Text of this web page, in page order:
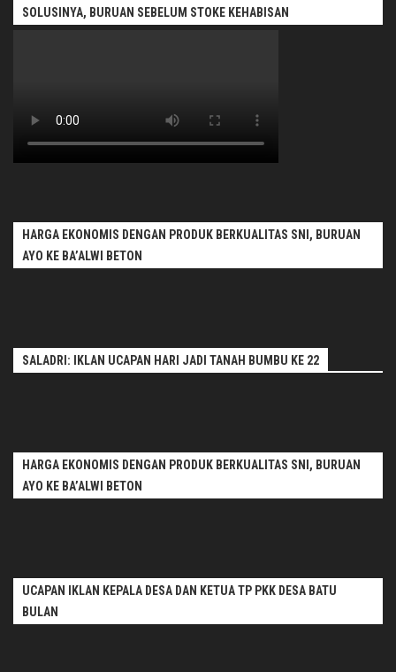
SOLUSINYA, BURUAN SEBELUM STOKE KEHABISAN
HARGA EKONOMIS DENGAN PRODUK BERKUALITAS SNI, BURUAN
AYO KE BA’ALWI BETON
SALADRI: IKLAN UCAPAN HARI JADI TANAH BUMBU KE 22
HARGA EKONOMIS DENGAN PRODUK BERKUALITAS SNI, BURUAN
AYO KE BA’ALWI BETON
UCAPAN IKLAN KEPALA DESA DAN KETUA TP PKK DESA BATU
BULAN